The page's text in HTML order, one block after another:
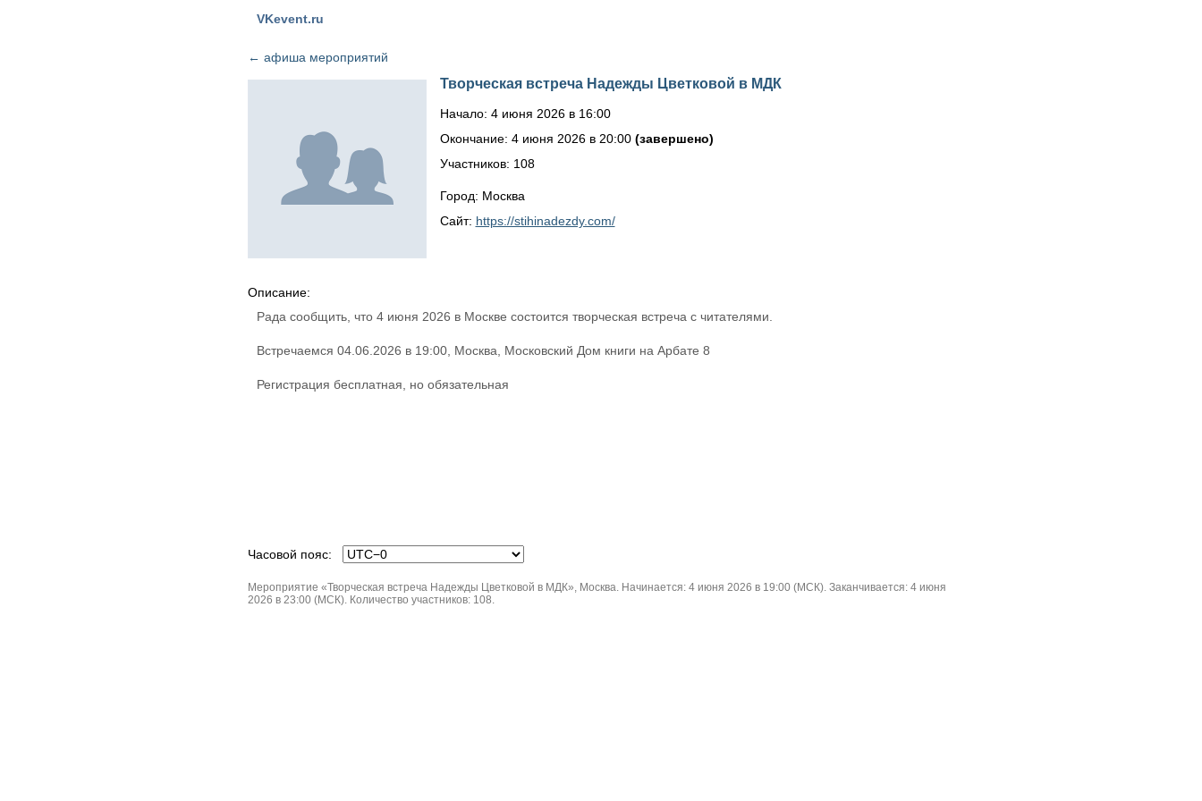
VKevent.ru
← афиша мероприятий
Творческая встреча Надежды Цветковой в МДК
Начало: 4 июня 2026 в 16:00
Окончание: 4 июня 2026 в 20:00 (завершено)
Участников: 108
Город: Москва
Сайт: https://stihinadezdy.com/
Описание:
Рада сообщить, что 4 июня 2026 в Москве состоится творческая встреча с читателями.
Встречаемся 04.06.2026 в 19:00, Москва, Московский Дом книги на Арбате 8
Регистрация бесплатная, но обязательная
Часовой пояс:
Мероприятие «Творческая встреча Надежды Цветковой в МДК», Москва. Начинается: 4 июня 2026 в 19:00 (МСК). Заканчивается: 4 июня
2026 в 23:00 (МСК). Количество участников: 108.